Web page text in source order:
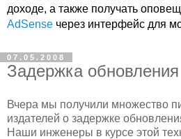
доходе, а также получать
AdSense через интерфейс для
07.05.2008
Задержка обновления
Вчера мы получили множество
издателей о задержке
Наши инженеры в курсе этой